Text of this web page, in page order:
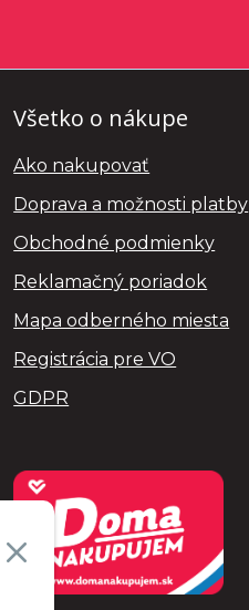
Všetko o nákupe
Ako nakupovať
Doprava a možnosti platby
Obchodné podmienky
Reklamačný poriadok
Mapa odberného miesta
Registrácia pre VO
GDPR